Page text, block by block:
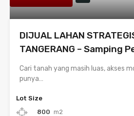
DIJUAL LAHAN
TANGERANG – Samping
Cari tanah yang masih luas, akses
punya…
Lot Size
800 m2